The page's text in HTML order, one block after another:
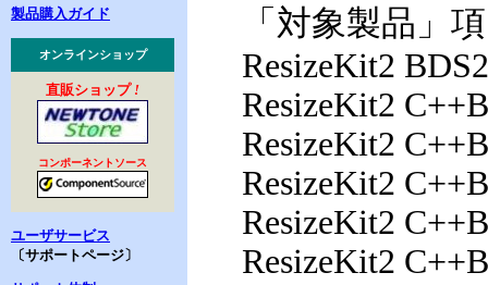
製品購入ガイド
オンラインショップ
直販ショップ!
コンポーネントソース
ユーザサービス
〔サポートページ〕
「対象製品」
ResizeKit2
ResizeKit2
ResizeKit2
ResizeKit2
ResizeKit2
ResizeKit2